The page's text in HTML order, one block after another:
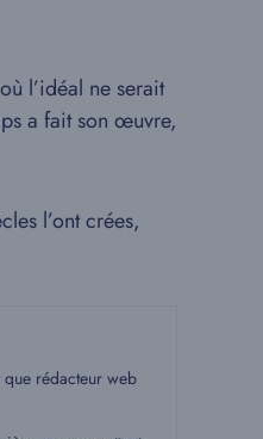
l’idéal ne serait
a fait son œuvre,
l’ont crées,
rédacteur web